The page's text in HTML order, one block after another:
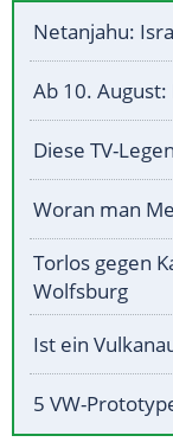
Netanjahu:
Ab 10.
Diese TV-
Woran man
Torlos gegen
Wolfsburg
Ist ein
5 VW-